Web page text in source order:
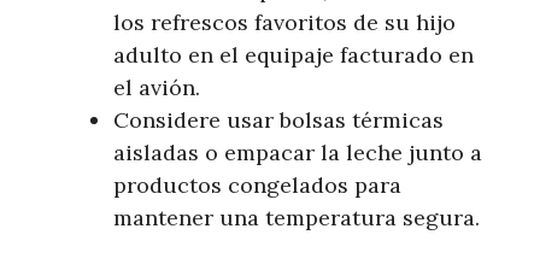
los refrescos favoritos de su hijo
adulto en el equipaje facturado en
el avión.
Considere usar bolsas térmicas
aisladas o empacar la leche junto a
productos congelados para
mantener una temperatura segura.